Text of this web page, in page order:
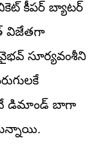
కీపర్ బ్యాటర్
విజేతగా
సూర్యవంశీని
డిమాండ్ బాగా